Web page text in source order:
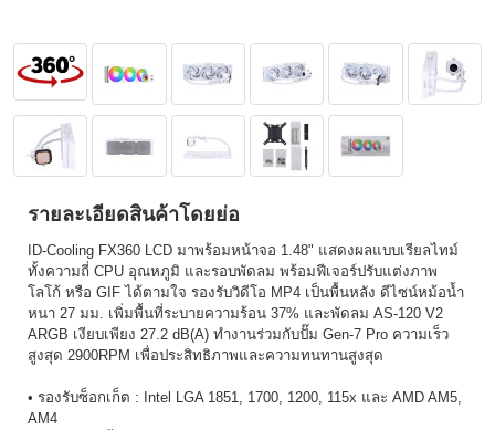
รายละเอียดสินค้าโดยย่อ
ID-Cooling FX360 LCD มาพร้อมหน้าจอ 1.48" แสดงผลแบบเรียลไทม์
ทั้งความถี่ CPU อุณหภูมิ และรอบพัดลม พร้อมฟีเจอร์ปรับแต่งภาพ
โลโก้ หรือ GIF ได้ตามใจ รองรับวิดีโอ MP4 เป็นพื้นหลัง ดีไซน์หม้อน้ำ
หนา 27 มม. เพิ่มพื้นที่ระบายความร้อน 37% และพัดลม AS-120 V2
ARGB เงียบเพียง 27.2 dB(A) ทำงานร่วมกับปั๊ม Gen-7 Pro ความเร็ว
สูงสุด 2900RPM เพื่อประสิทธิภาพและความทนทานสูงสุด
• รองรับซ็อกเก็ต : Intel LGA 1851, 1700, 1200, 115x และ AMD AM5,
AM4